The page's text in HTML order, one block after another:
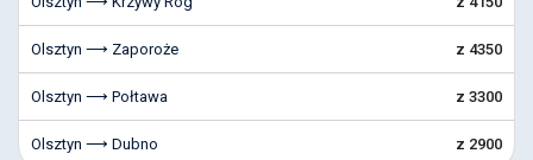
Olsztyn ⟶ Zaporoże z 4350
Olsztyn ⟶ Połtawa z 3300
Olsztyn ⟶ Dubno z 2900